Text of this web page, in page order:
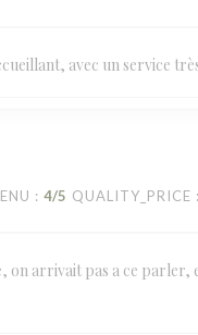
avec un service
: 4/5 QUALITY_PRICE
on arrivait pas a ce parler,